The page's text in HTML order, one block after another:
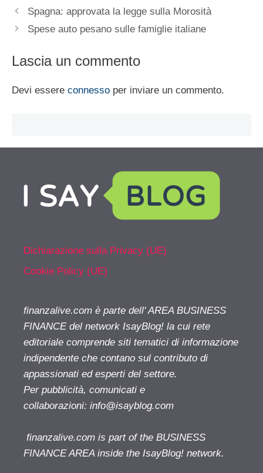
Spagna: approvata la legge sulla Morosità
Spese auto pesano sulle famiglie italiane
Lascia un commento
Devi essere connesso per inviare un commento.
Dichiarazione sulla Privacy (UE)
Cookie Policy (UE)
finanzalive.com è parte dell' AREA BUSINESS
FINANCE del network IsayBlog! la cui rete
editoriale comprende siti tematici di informazione
indipendente che contano sul contributo di
appassionati ed esperti del settore.
Per pubblicità, comunicati e
collaborazioni: info@isayblog.com
finanzalive.com is part of the BUSINESS
FINANCE AREA inside the IsayBlog! network.